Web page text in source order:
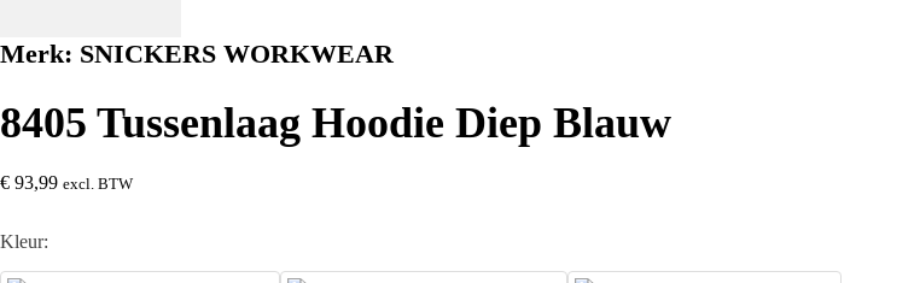
Merk: SNICKERS WORKWEAR
8405 Tussenlaag Hoodie Diep Blauw
€ 93,99 excl. BTW
Kleur: